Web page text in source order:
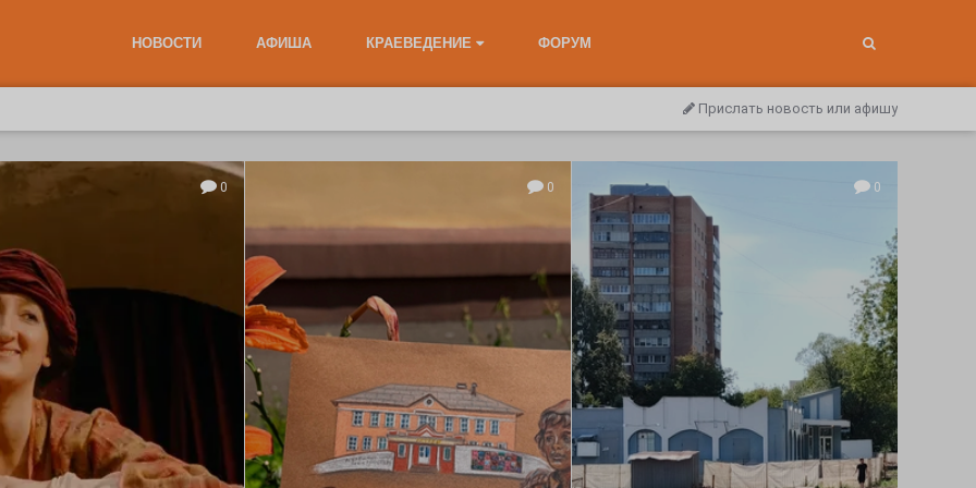
НОВОСТИ АФИША КРАЕВЕДЕНИЕ ФОРУМ
Прислать новость или афишу
0 0 0